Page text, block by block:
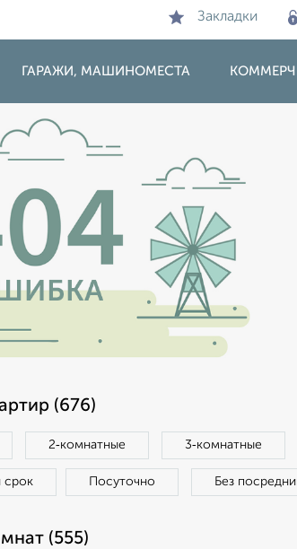
Закладки
ГАРАЖИ, МАШИНОМЕСТА
(676)
2‑комнатные 3‑комнатные
срок Посуточно Без
(555)